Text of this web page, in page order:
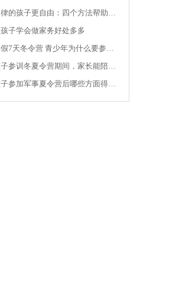
的孩子更自由：四个方法帮助孩子学会自我管理
子学会做家务好处多多
天冬令营 青少年为什么要参加？让孩子磨练中成长，塑造全新自我
参训冬夏令营期间，家长能陪同吗？
参加军事夏令营后哪些方面得到了提升